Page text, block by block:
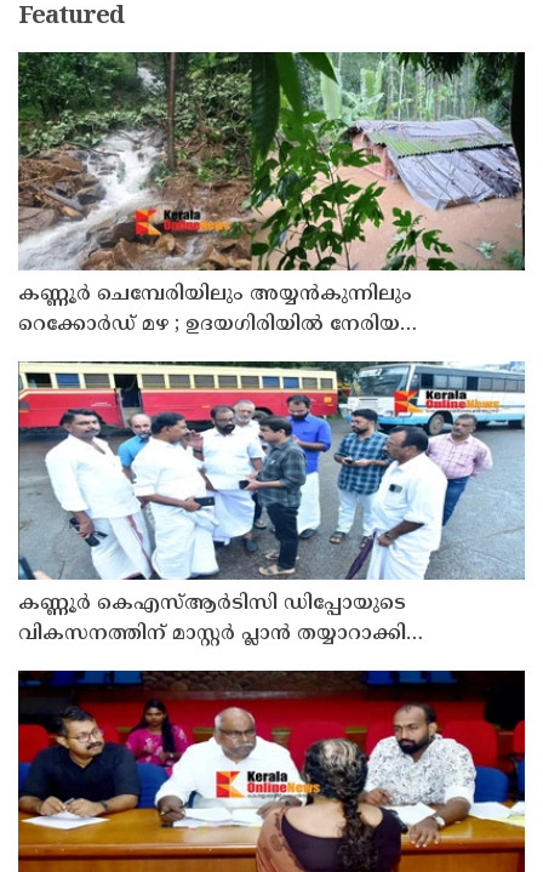
Featured
കണ്ണൂർ ചെമ്പേരിയിലും അയ്യൻകുന്നിലും
റെക്കോർഡ് മഴ ; ഉദയഗിരിയിൽ നേരിയ
കണ്ണൂർ കെഎസ്ആർടിസി ഡിപ്പോയുടെ
വികസനത്തിന് മാസ്റ്റർ പ്ലാൻ തയ്യാറാക്കി